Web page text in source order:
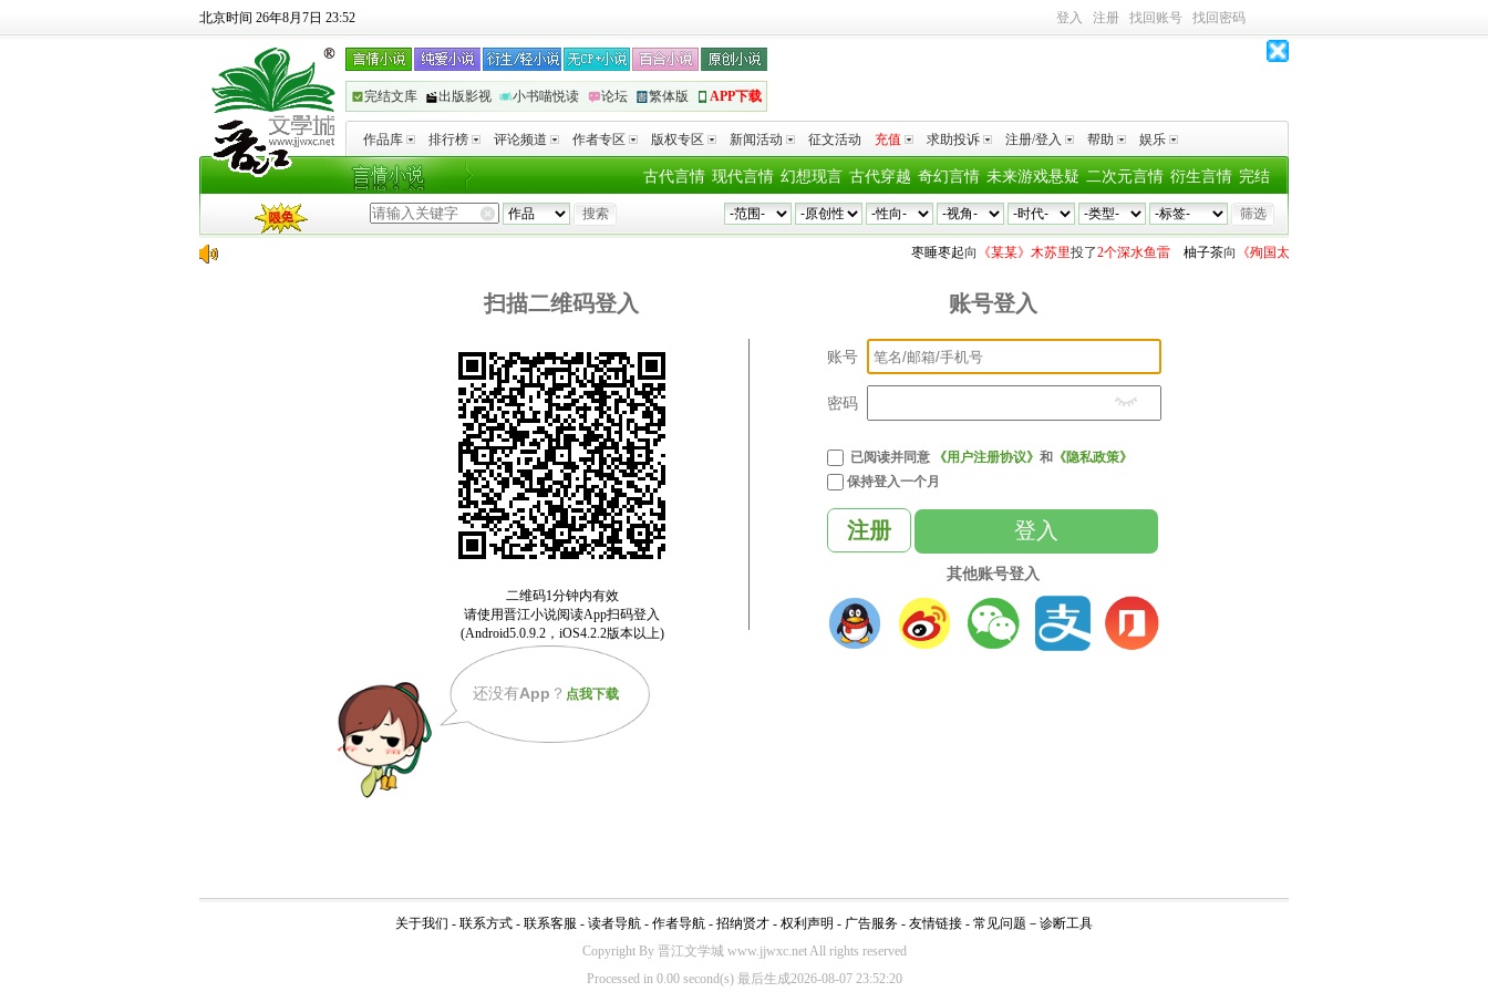
北京时间 26年8月7日 23:52 登入 注册 找回账号 找回密码
完结文库 出版影视 小书喵悦读 论坛 繁体版 APP下载
作品库 排行榜 评论频道 作者专区 版权专区 新闻活动 征文活动 充值 求助投诉 注册/登入 帮助 娱乐
完结
衍生言情
二次元言情
未来游戏悬疑
奇幻言情
古代穿越
幻想现言
现代言情
古代言情
枣睡枣起向《某某》木苏里投了2个深水鱼雷 柚子茶向《殉国太监穿越成虫族军雌》战小哥
扫描二维码登入
还没有App ？ 点我下载
账号登入
账号
密码
已阅读并同意 《用户注册协议》 和
《隐私政策》
保持登入一个月
注册 登入
其他账号登入
关于我们 - 联系方式 - 联系客服 - 读者导航 - 作者导航 - 招纳贤才 - 权利声明 - 广告服务 - 友情链接 - 常见问题 － 诊断工具
Copyright By 晋江文学城 www.jjwxc.net All rights reserved
Processed in 0.00 second(s) 最后生成2026-08-07 23:52:20